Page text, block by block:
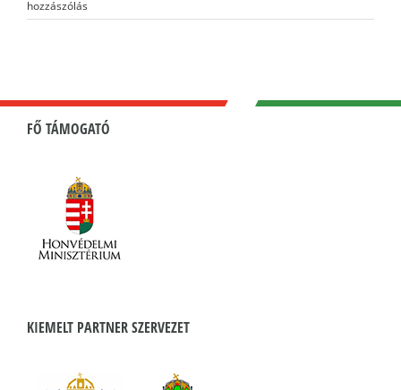
hozzászólás
FŐ TÁMOGATÓ
KIEMELT PARTNER SZERVEZET